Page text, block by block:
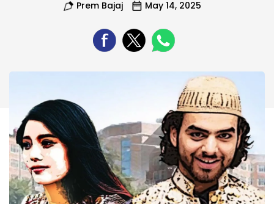
Prem Bajaj May 14, 2025